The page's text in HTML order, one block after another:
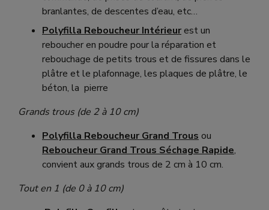
branlantes, de descentes d’eau, etc…
Polyfilla Reboucheur Intérieur est un
reboucher en poudre pour la réparation et
rebouchage de petits trous et de fissures dans le
plâtre et le plafonnage, les plaques de plâtre, le
béton, la pierre
Grands trous (de 2 à 10 cm)
Polyfilla Reboucheur Grand Trous ou
Reboucheur Grand Trous Séchage Rapide,
convient aux grands trous de 2 cm à 10 cm.
Tout en 1 (de 0 à 10 cm)